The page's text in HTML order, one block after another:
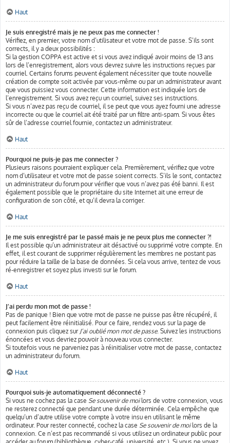
Haut
Je suis enregistré mais je ne peux pas me connecter !
Vérifiez, en premier, votre nom d’utilisateur et votre mot de passe. S’ils sont
corrects, il y a deux possibilités :
Si la gestion COPPA est active et si vous avez indiqué avoir moins de 13 ans
lors de l’enregistrement, alors vous devrez suivre les instructions reçues par
courriel. Certains forums peuvent également nécessiter que toute nouvelle
création de compte soit activée par vous-même ou par un administrateur avant
que vous puissiez vous connecter. Cette information est indiquée lors de
l’enregistrement. Si vous avez reçu un courriel, suivez ses instructions.
Si vous n’avez pas reçu de courriel, il se peut que vous ayez fourni une adresse
incorrecte ou que le courriel ait été traité par un filtre anti-spam. Si vous êtes
sûr de l’adresse courriel fournie, contactez un administrateur.
Haut
Pourquoi ne puis-je pas me connecter ?
Plusieurs raisons pourraient expliquer cela. Premièrement, vérifiez que votre
nom d’utilisateur et votre mot de passe soient corrects. S’ils le sont, contactez
un administrateur du forum pour vérifier que vous n’avez pas été banni. Il est
également possible que le propriétaire du site Internet ait une erreur de
configuration de son côté, et qu’il devra la corriger.
Haut
Je me suis enregistré par le passé mais je ne peux plus me connecter ?!
Il est possible qu’un administrateur ait désactivé ou supprimé votre compte. En
effet, il est courant de supprimer régulièrement les membres ne postant pas
pour réduire la taille de la base de données. Si cela vous arrive, tentez de vous
ré-enregistrer et soyez plus investi sur le forum.
Haut
J’ai perdu mon mot de passe !
Pas de panique ! Bien que votre mot de passe ne puisse pas être récupéré, il
peut facilement être réinitialisé. Pour ce faire, rendez vous sur la page de
connexion puis cliquez sur J’ai oublié mon mot de passe. Suivez les instructions
énoncées et vous devriez pouvoir à nouveau vous connecter.
Si toutefois vous ne parveniez pas à réinitialiser votre mot de passe, contactez
un administrateur du forum.
Haut
Pourquoi suis-je automatiquement déconnecté ?
Si vous ne cochez pas la case Se souvenir de moilors de votre connexion, vous
ne resterez connecté que pendant une durée déterminée. Cela empêche que
quelqu’un d’autre utilise votre compte à votre insu en utilisant le même
ordinateur. Pour rester connecté, cochez la case Se souvenir de moilors de la
connexion. Ce n’est pas recommandé si vous utilisez un ordinateur public pour